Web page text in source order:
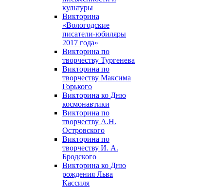
культуры
Викторина
«Вологодские
писатели-юбиляры
2017 года»
Викторина по
творчеству Тургенева
Викторина по
творчеству Максима
Горького
Викторина ко Дню
космонавтики
Викторина по
творчеству А.Н.
Островского
Викторина по
творчеству И. А.
Бродского
Викторина ко Дню
рождения Льва
Кассиля